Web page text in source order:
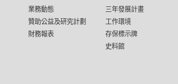
業務動態
贊助公益及研究計劃
財務報表
三年發展計畫
工作環境
存保標示牌
史料館